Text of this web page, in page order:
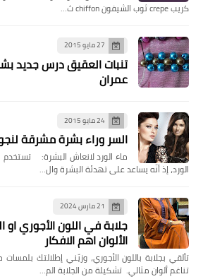
كريب crepe ثوب الشيفون chiffon ث…
27 مايو 2015
تنبات العقيق درس جديد
عمران
24 مايو 2015
السر وراء بشرة مشرقة
ماء الورد لانعاش البشرة: تستخدم
الورد، إذ أنّه يساعد على تهدئة البشرة وال…
21 مارس 2024
جلابة في اللون الأجوري
الألوان اهم الافكار
تألقي بجلابة باللون الأجوري، وزيّني إطلالتك
تناغم ألوان مثالي. تشكيلة من الجلابة الم…